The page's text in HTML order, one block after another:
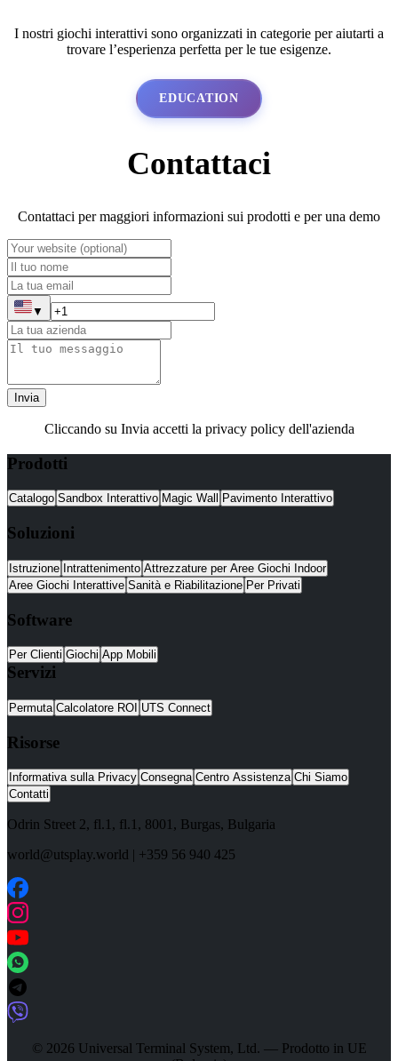
I nostri giochi interattivi sono organizzati in categorie per aiutarti a
trovare l’esperienza perfetta per le tue esigenze.
EDUCATION
Contattaci
Contattaci per maggiori informazioni sui prodotti e per una demo
▼
Invia
Cliccando su Invia accetti la privacy policy dell'azienda
Prodotti
Catalogo Sandbox Interattivo Magic Wall Pavimento Interattivo
Soluzioni
Istruzione Intrattenimento Attrezzature per Aree Giochi Indoor
Aree Giochi Interattive Sanità e Riabilitazione Per Privati
Software
Per Clienti Giochi App Mobili
Servizi
Permuta Calcolatore ROI UTS Connect
Risorse
Informativa sulla Privacy Consegna Centro Assistenza Chi Siamo
Contatti
Odrin Street 2, fl.1 , fl.1, 8001 , Burgas, Bulgaria
world@utsplay.world | +359 56 940 425
© 2026 Universal Terminal System, Ltd. — Prodotto in UE